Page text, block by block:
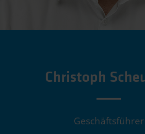
Christoph
Geschäftsführer